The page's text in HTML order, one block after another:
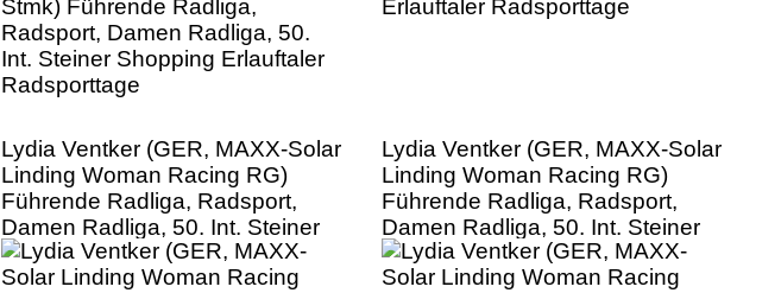
Lydia Ventker (GER, MAXX-Solar
Linding Woman Racing RG)
Führende Radliga, Radsport,
Damen Radliga, 50. Int. Steiner
Shopping Erlauftaler
Radsporttage
Lydia Ventker (GER, MAXX-Solar
Linding Woman Racing RG)
Führende Radliga, Radsport,
Damen Radliga, 50. Int. Steiner
Shopping Erlauftaler
Radsporttage